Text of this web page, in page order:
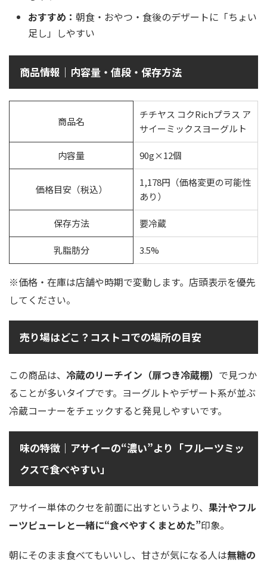
おすすめ： 朝食・おやつ・食後のデザートに「ちょい
足し」しやすい
商品情報｜内容量・値段・保存方法
商品名
チチヤス コクRichプラス ア
サイーミックスヨーグルト
内容量 90g×12個
価格目安（税込）
1,178円（価格変更の可能性
あり）
保存方法 要冷蔵
乳脂肪分 3.5%
※価格・在庫は店舗や時期で変動します。店頭表示を優先
してください。
売り場はどこ？コストコでの場所の目安
この商品は、 冷蔵のリーチイン（扉つき冷蔵棚） で見つか
ることが多いタイプです。ヨーグルトやデザート系が並ぶ
冷蔵コーナーをチェックすると発見しやすいです。
味の特徴｜アサイーの“濃い”より「フルーツミッ
クスで食べやすい」
アサイー単体のクセを前面に出すというより、 果汁やフル
ーツピューレと一緒に“食べやすくまとめた”印象。
朝にそのまま食べてもいいし、甘さが気になる人は無糖の